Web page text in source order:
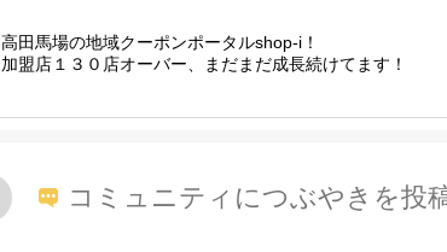
高田馬場の地域クーポンポータルshop-i！
加盟店１３０店オーバー、まだまだ成長続けてます！
コミュニティにつぶやきを投